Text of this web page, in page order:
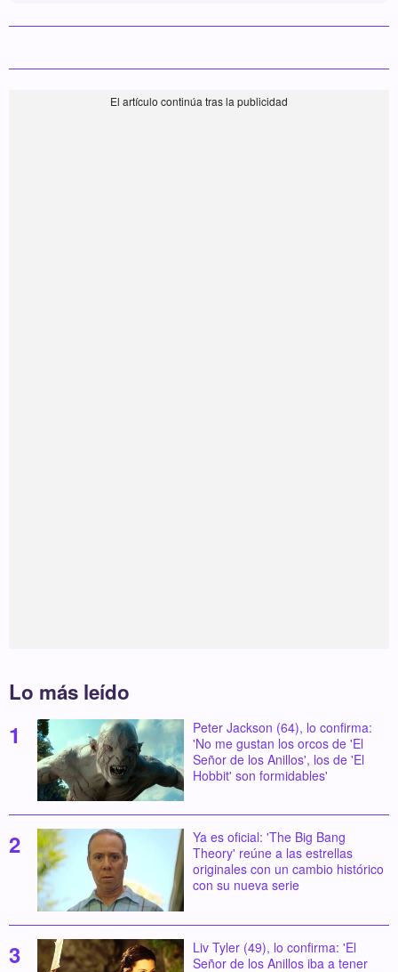
Lo más leído
Peter Jackson (64), lo confirma:
'No me gustan los orcos de 'El
Señor de los Anillos', los de 'El
Hobbit' son formidables'
Ya es oficial: 'The Big Bang
Theory' reúne a las estrellas
originales con un cambio histórico
con su nueva serie
Liv Tyler (49), lo confirma: 'El
Señor de los Anillos iba a tener